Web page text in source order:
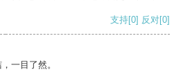
支持[0] 反对[0]
一目了然。